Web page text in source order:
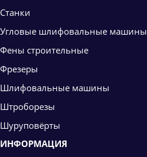
Станки
Угловые шлифовальные машины
Фены строительные
Фрезеры
Шлифовальные машины
Штроборезы
Шуруповёрты
ИНФОРМАЦИЯ